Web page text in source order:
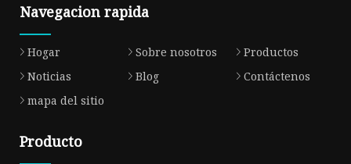
Navegacion rapida
Hogar Sobre nosotros
Productos
Noticias
Blog
Contáctenos
mapa del sitio
Producto